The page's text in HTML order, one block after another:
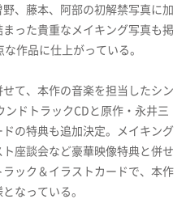
、藤本、阿部の初解禁写真に加
った貴重なメイキング写真も掲
作品に仕上がっている。
て、本作の音楽を担当したシン
ドトラックCDと原作・永井三
の特典も追加決定。メイキング
座談会など豪華映像特典と併せ
ック＆イラストカードで、本作
なっている。